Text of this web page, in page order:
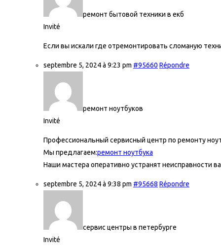
ремонт бытовой техники в екб
Invité
Если вы искали где отремонтировать сломаную
septembre 5, 2024 à 9:23 pm #95660 Répondre
ремонт ноутбуков
Invité
Профессиональный сервисный центр по ремонту
Мы предлагаем:ремонт ноутбука
Наши мастера оперативно устранят неисправности
septembre 5, 2024 à 9:38 pm #95668 Répondre
сервис центры в петербурге
Invité